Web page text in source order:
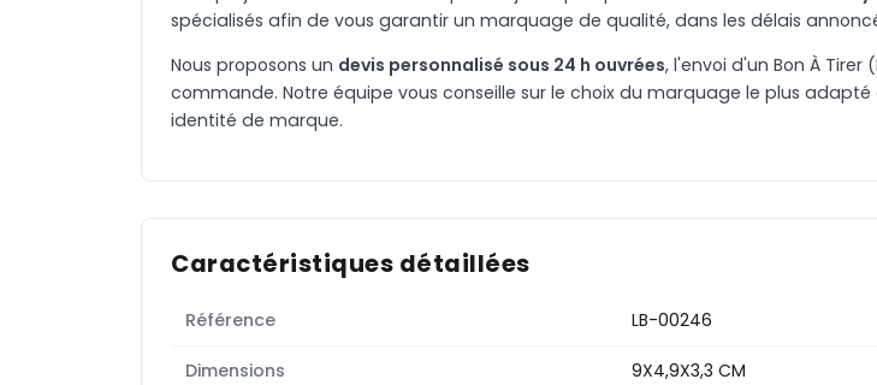
spécialisés afin de vous garantir un marquage de qualité, dans les délais
Nous proposons un devis personnalisé sous 24 h ouvrées, l'envoi d'un Bon À
commande. Notre équipe vous conseille sur le choix du marquage le plus
identité de marque.
Caractéristiques détaillées
Référence LB-00246
Dimensions 9X4,9X3,3 CM